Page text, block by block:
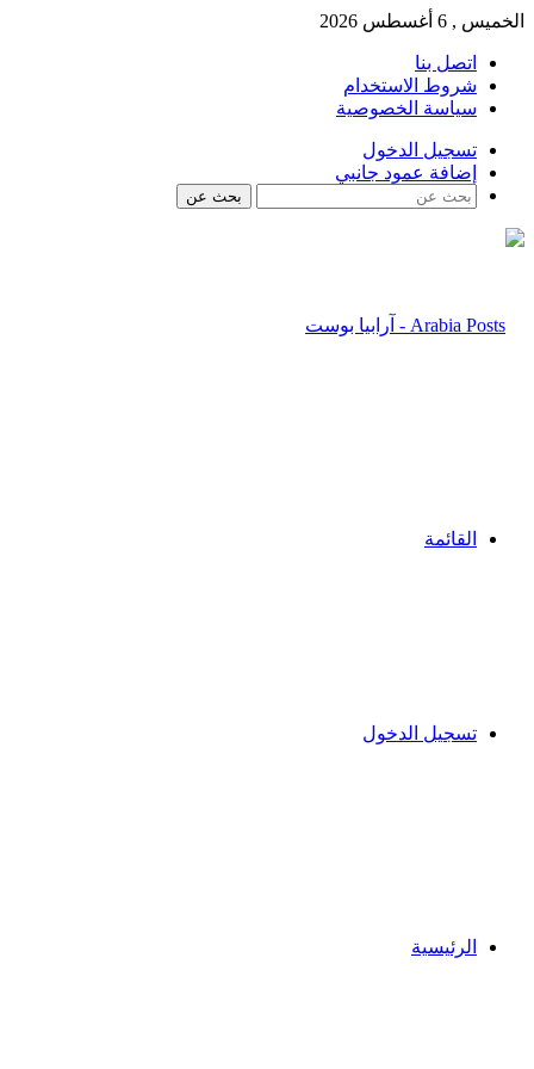
الخميس , 6 أغسطس 2026
اتصل بنا
شروط الاستخدام
سياسة الخصوصية
تسجيل الدخول
إضافة عمود جانبي
بحث عن
القائمة
تسجيل الدخول
الرئيسية